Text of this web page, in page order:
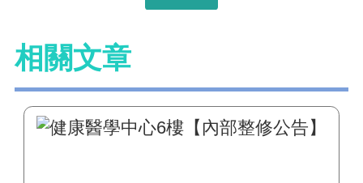
相關文章